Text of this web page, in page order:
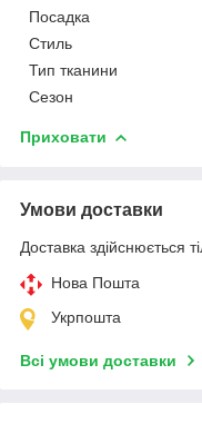
Посадка
Стиль
Тип тканини
Сезон
Приховати
Умови доставки
Доставка здійснюється
Нова Пошта
Укрпошта
Всі умови доставки